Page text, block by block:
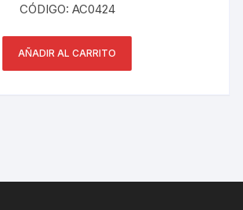
CÓDIGO: AC0424
AÑADIR AL CARRITO